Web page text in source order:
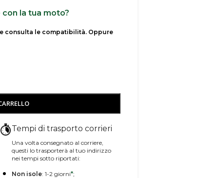
la tua moto?
consulta le compatibilità. Oppure
Tempi di trasporto corrieri
Una volta consegnato al corriere,
questi lo trasporterà al tuo indirizzo
nei tempi sotto riportati:
Non isole: 1-2 giorni*;